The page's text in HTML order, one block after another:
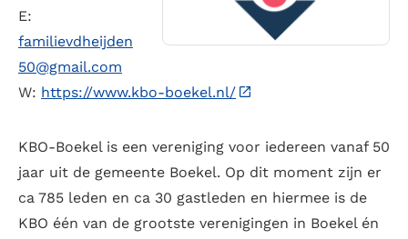
E:
familievdheijden
50@gmail.com
W: https://www.kbo-boekel.nl/
KBO-Boekel is een vereniging voor iedereen vanaf 50
jaar uit de gemeente Boekel. Op dit moment zijn er
ca 785 leden en ca 30 gastleden en hiermee is de
KBO één van de grootste verenigingen in Boekel én